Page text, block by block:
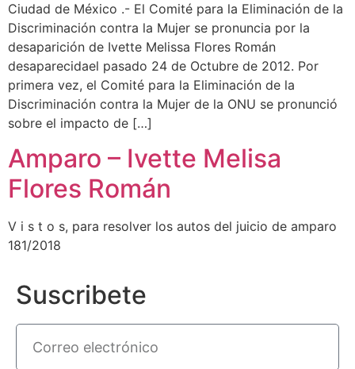
Ciudad de México .- El Comité para la Eliminación de la
Discriminación contra la Mujer se pronuncia por la
desaparición de Ivette Melissa Flores Román
desaparecidael pasado 24 de Octubre de 2012. Por
primera vez, el Comité para la Eliminación de la
Discriminación contra la Mujer de la ONU se pronunció
sobre el impacto de […]
Amparo – Ivette Melisa
Flores Román
V i s t o s, para resolver los autos del juicio de amparo
181/2018
Suscribete